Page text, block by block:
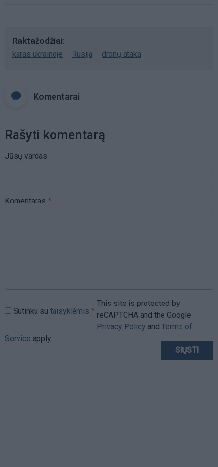
Raktažodžiai
karas ukrainoje Rusija dronų ataka
Komentarai
Rašyti komentarą
Jūsų vardas
Komentaras
Sutinku su taisyklėmis
This site is protected by
reCAPTCHA and the Google
Privacy Policy and Terms of
Service apply.